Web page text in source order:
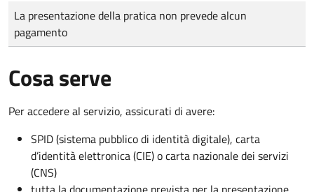
Tipo di pagamento
Importo
La presentazione della pratica non prevede alcun
pagamento
Cosa serve
Per accedere al servizio, assicurati di avere:
SPID (sistema pubblico di identità digitale), carta
d’identità elettronica (CIE) o carta nazionale dei servizi
(CNS)